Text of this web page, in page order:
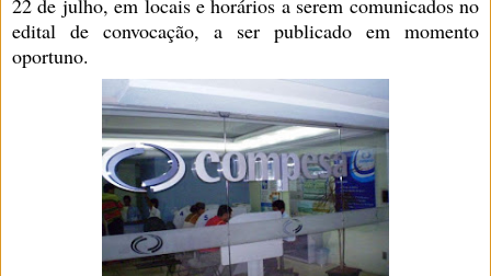
22 de julho, em locais e horários a serem comunicados no
edital de convocação, a ser publicado em momento
oportuno.